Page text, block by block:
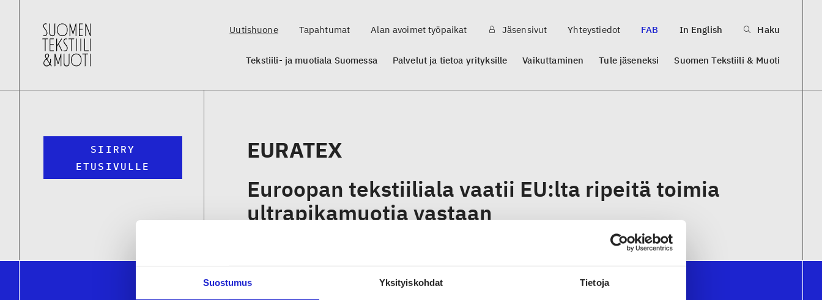
Suostumus Yksityiskohdat Tietoja
Uutishuone Tapahtumat Alan avoimet työpaikat Jäsensivut Yhteystiedot FAB In English Haku
Tekstiili- ja muotiala Suomessa Palvelut ja tietoa yrityksille Vaikuttaminen Tule jäseneksi Suomen Tekstiili & Muoti
SIIRRY
ETUSIVULLE
EURATEX
Euroopan tekstiiliala vaatii EU:lta ripeitä toimia
ultrapikamuotia vastaan